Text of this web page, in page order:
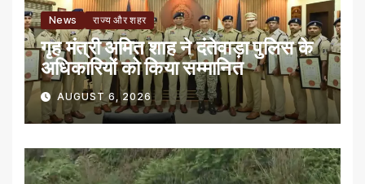
News राज्य और शहर
गृह मंत्री अमित शाह ने दंतेवाड़ा पुलिस के
अधिकारियों को किया सम्मानित
AUGUST 6, 2026